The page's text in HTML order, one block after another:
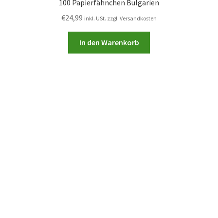
100 Papierfähnchen Bulgarien
€24,99 inkl. USt. zzgl. Versandkosten
In den Warenkorb